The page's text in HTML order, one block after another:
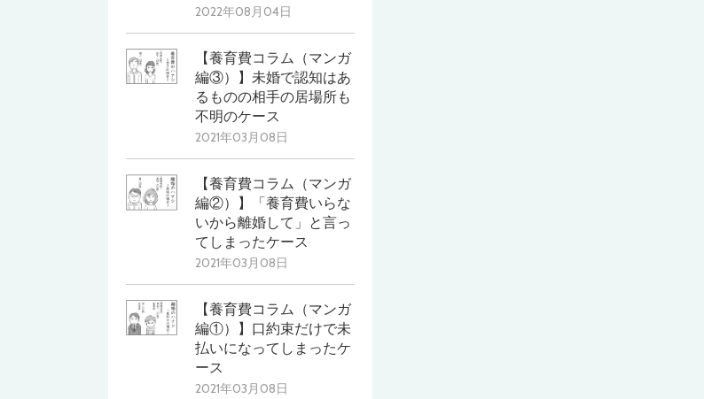
2022年08月04日
【養育費コラム（マンガ
編③）】未婚で認知はあ
るものの相手の居場所も
不明のケース
2021年03月08日
【養育費コラム（マンガ
編②）】「養育費いらな
いから離婚して」と言っ
てしまったケース
2021年03月08日
【養育費コラム（マンガ
編①）】口約束だけで未
払いになってしまったケ
ース
2021年03月08日